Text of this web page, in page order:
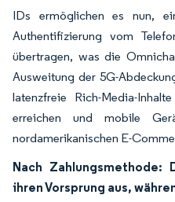
IDs ermöglichen es nun,
Authentifizierung vom
übertragen, was die
Ausweitung der 5G-
latenzfreie Rich-Media-
erreichen und mobile
nordamerikanischen E-
Nach Zahlungsmethode:
ihren Vorsprung aus,